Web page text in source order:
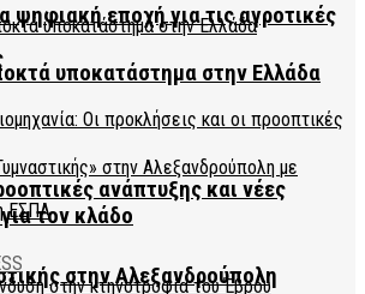
ψηφιακή εποχή για τις αγροτικές
στην Αλεξανδρούπολη
υποκατάστημα στην Ελλάδα
ανάπτυξης και νέες
τον κλάδο